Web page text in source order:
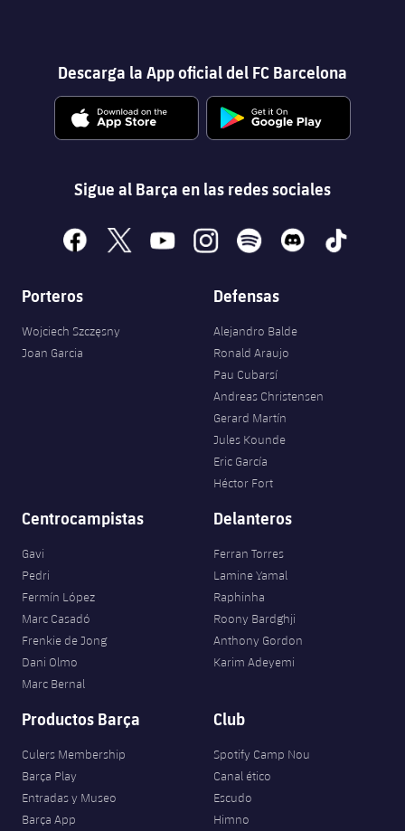
Descarga la App oficial del FC Barcelona
Sigue al Barça en las redes sociales
facebook
x youtubeinstagramspotify discord tiktok
Porteros
Wojciech Szczęsny
Joan Garcia
Defensas
Alejandro Balde
Ronald Araujo
Pau Cubarsí
Andreas Christensen
Gerard Martín
Jules Kounde
Eric García
Héctor Fort
Centrocampistas
Gavi
Pedri
Fermín López
Marc Casadó
Frenkie de Jong
Dani Olmo
Marc Bernal
Delanteros
Ferran Torres
Lamine Yamal
Raphinha
Roony Bardghji
Anthony Gordon
Karim Adeyemi
Productos Barça
Culers Membership
Barça Play
Entradas y Museo
Barça App
Club
Spotify Camp Nou
Canal ético
Escudo
Himno